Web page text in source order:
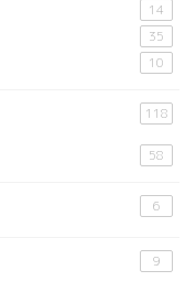
14
35
10
118
58
6
9